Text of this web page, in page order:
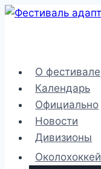
Перейти
О фестивале
Календарь
Официально
Новости
Дивизионы
Околохоккей